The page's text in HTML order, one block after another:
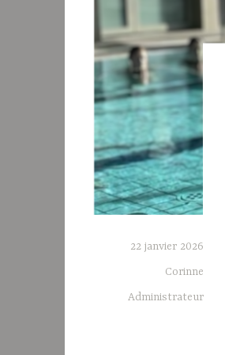
22 janvier 2026
Corinne
Administrateur